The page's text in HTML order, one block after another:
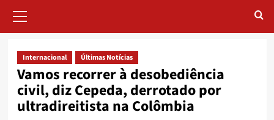
Menu
Internacional Últimas Notícias
Vamos recorrer à desobediência
civil, diz Cepeda, derrotado por
ultradireitista na Colômbia